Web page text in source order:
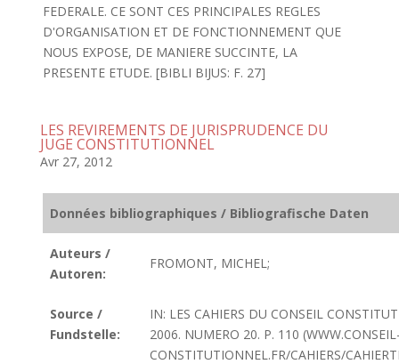
FEDERALE. CE SONT CES PRINCIPALES REGLES
D'ORGANISATION ET DE FONCTIONNEMENT QUE
NOUS EXPOSE, DE MANIERE SUCCINTE, LA
PRESENTE ETUDE. [BIBLI BIJUS: F. 27]
LES REVIREMENTS DE JURISPRUDENCE DU
JUGE CONSTITUTIONNEL
Avr 27, 2012
Données bibliographiques / Bibliografische Daten
Auteurs /
Autoren:
FROMONT, MICHEL;
Source /
Fundstelle:
IN: LES CAHIERS DU CONSEIL
2006. NUMERO 20. P. 110
CONSTITUTIONNEL.FR/CAHIERS/